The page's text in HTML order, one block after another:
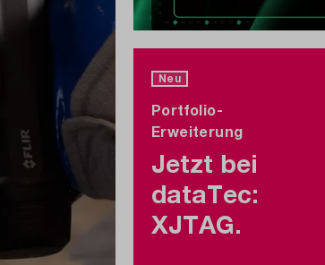
Neu
Portfolio-
Erweiterung
Jetzt bei
dataTec:
XJTAG.